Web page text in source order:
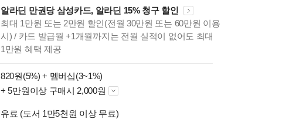
알라딘 만권당 삼성카드, 알라딘 15% 청구 할인
최대 1만원 또는 2만원 할인(전월 30만원 또는 60만원 이용
시) / 카드 발급월 +1개월까지는 전월 실적이 없어도 최대
1만원 혜택 제공
820원(5%) + 멤버십(3~1%)
+ 5만원이상 구매시 2,000원
유료 (도서 1만5천원 이상 무료)